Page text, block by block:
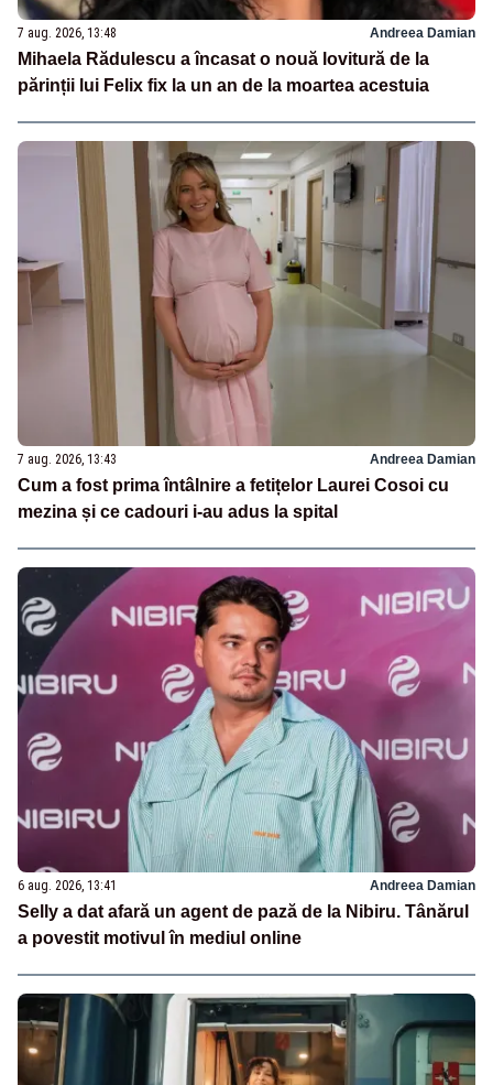
7 aug. 2026, 13:48 Andreea Damian
Mihaela Rădulescu a încasat o nouă lovitură de la
părinții lui Felix fix la un an de la moartea acestuia
7 aug. 2026, 13:43 Andreea Damian
Cum a fost prima întâlnire a fetițelor Laurei Cosoi cu
mezina și ce cadouri i-au adus la spital
6 aug. 2026, 13:41 Andreea Damian
Selly a dat afară un agent de pază de la Nibiru. Tânărul
a povestit motivul în mediul online